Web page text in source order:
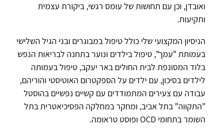
ואובדן, וכן עם תחושות של עומס רגשי, ביקורת עצמית
ותקיעות.
הניסיון המקצועי שלי כולל טיפול במבוגרים ובני הגיל השלישי
בעמותת "עמך", טיפול בילדים ונוער בתחנה לבריאות הנפש
בלוד המסונפת לבית החולים באר יעקב, טיפול בעמותה
לילדים בסיכון, עם ילדים על הספקטרום האוטיסטי והוריהם,
עבודה עם צעירים המתמודדים עם קשיים נפשיים בהוסטל
"התקווה" בתל אביב, ומחקר במחלקה הפסיכיאטרית בתל
השומר בתחומי OCD ופוסט טראומה.